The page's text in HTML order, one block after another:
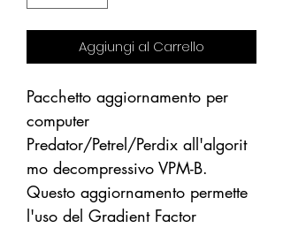
Aggiungi al Carrello
Pacchetto aggiornamento per
computer
Predator/Petrel/Perdix all'algorit
mo decompressivo VPM-B.
Questo aggiornamento permette
l'uso del Gradient Factor